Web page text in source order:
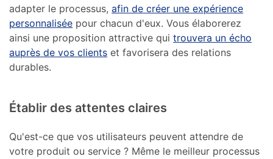
adapter le processus,afin de créer une expérience
personnalisée pour chacun d'eux. Vous élaborerez
ainsi une proposition attractive quitrouvera un écho
auprès de vos clients et favorisera des relations
durables.
Établir des attentes claires
Qu'est-ce que vos utilisateurs peuvent attendre de
votre produit ou service ? Même le meilleur processus